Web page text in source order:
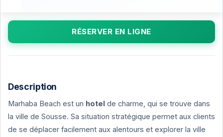
RÉSERVER EN LIGNE
Description
Marhaba Beach est un hotel de charme, qui se trouve dans
la ville de Sousse. Sa situation stratégique permet aux clients
de se déplacer facilement aux alentours et explorer la ville